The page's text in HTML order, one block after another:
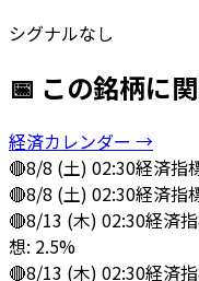
シグナルなし
📅 この銘柄に
経済カレンダー →
🔴8/8 (土) 02:30経済指
🔴8/8 (土) 02:30経済指
🔴8/13 (木) 02:30経済
想: 2.5%
🔴8/13 (木) 02:30経済